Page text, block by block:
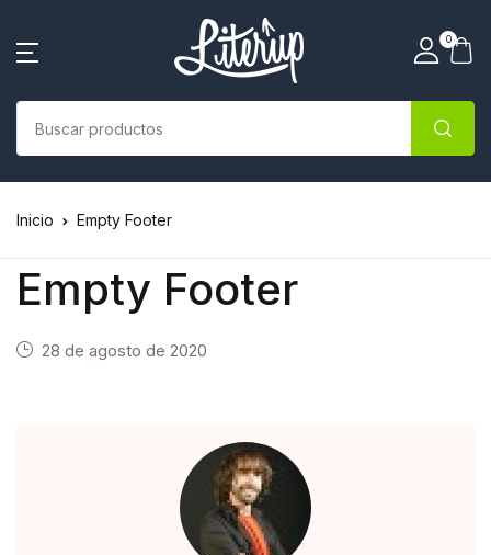
0
Inicio Empty Footer
Empty Footer
28 de agosto de 2020